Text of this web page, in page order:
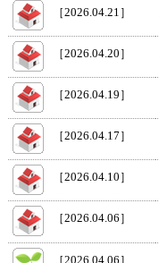
［2026.04.21］
［2026.04.20］
［2026.04.19］
［2026.04.17］
［2026.04.10］
［2026.04.06］
［2026.04.06］